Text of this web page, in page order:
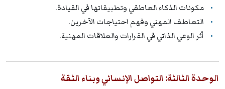
مكونات الذكاء العاطفي وتطبيقاتها في القيادة.
التعاطف المهني وفهم احتياجات الآخرين.
أثر الوعي الذاتي في القرارات والعلاقات المهنية.
الوحدة الثالثة: التواصل الإنساني وبناء الثقة